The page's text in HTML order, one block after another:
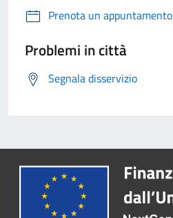
Prenota un appuntamento
Problemi in città
Segnala disservizio